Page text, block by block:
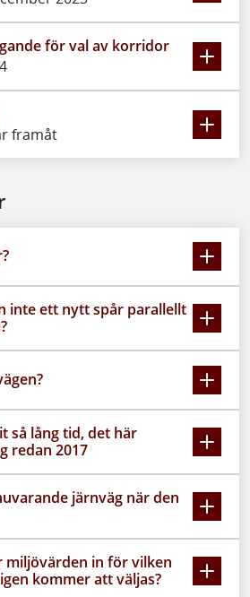
för val av korridor
framåt
inte ett nytt spår parallellt
så lång tid, det här
redan 2017
järnväg när den
miljövärden in för vilken
kommer att väljas?